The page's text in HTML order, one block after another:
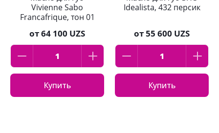
Vivienne Sabo
Francafrique, тон 01
от64 100 UZS
Купить
Idealista, 432 персик
от55 600 UZS
Купить